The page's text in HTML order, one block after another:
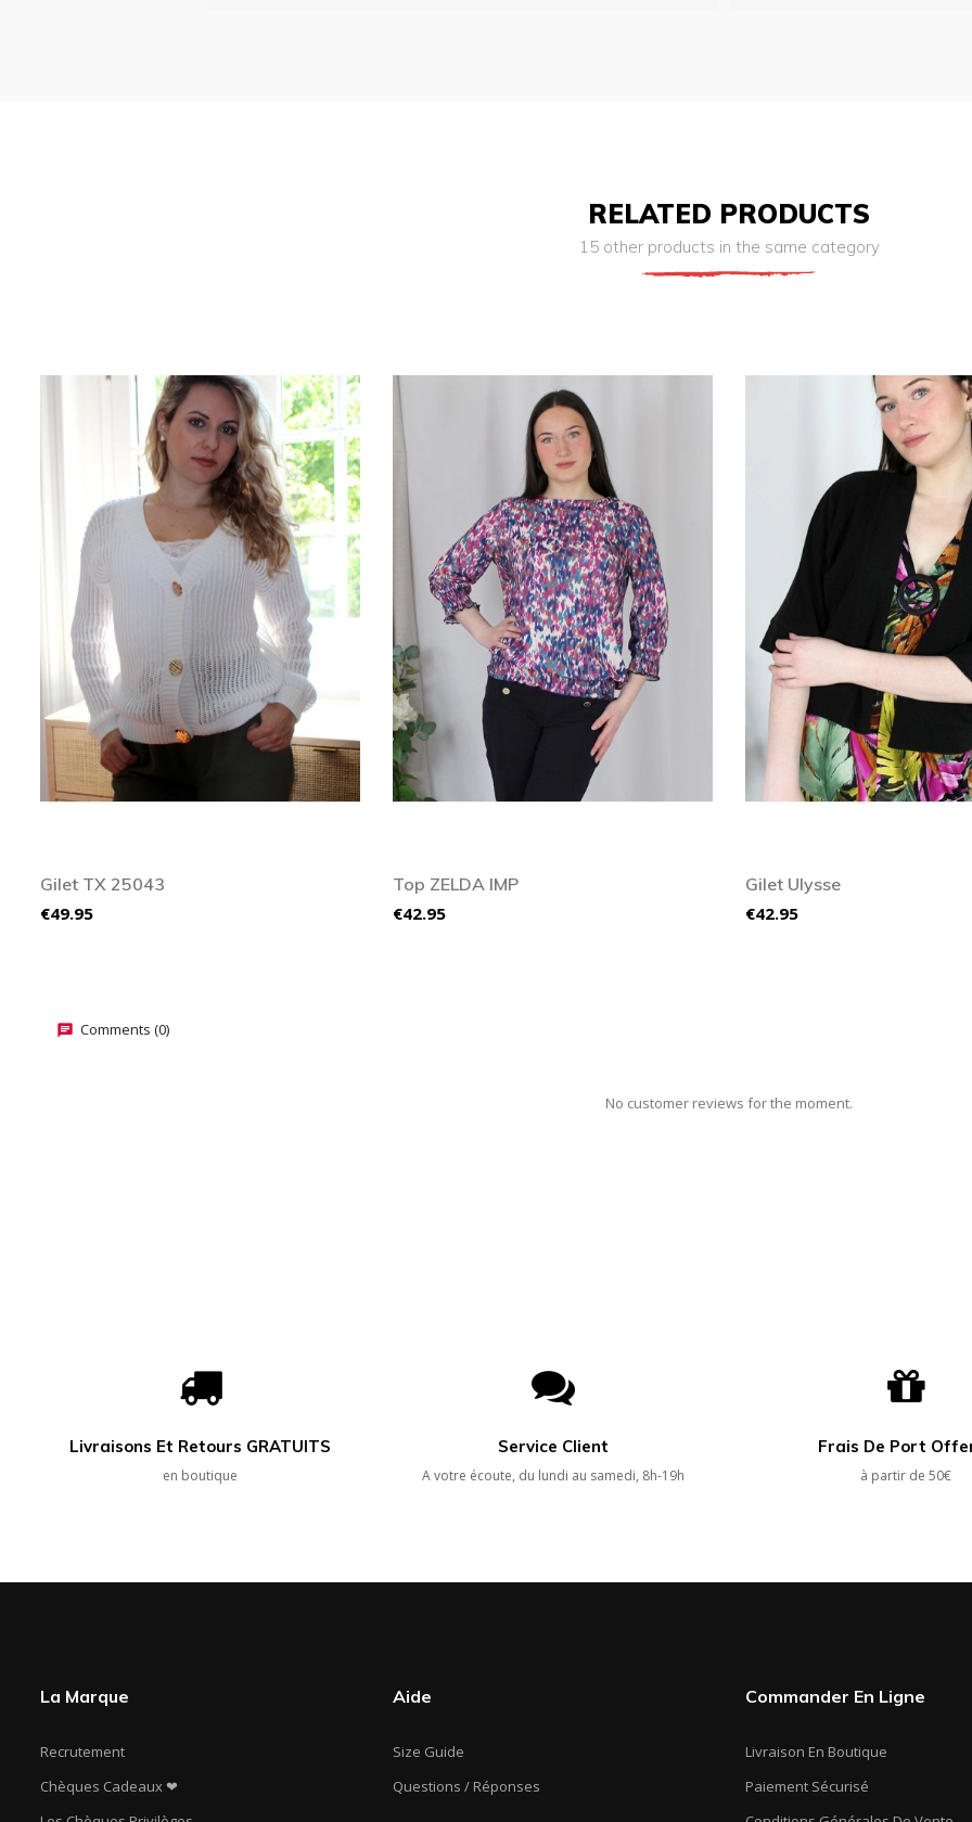
RELATED PRODUCTS
15 other products in the same category
Gilet TX 25043
Price
€49.95
Top ZELDA IMP
Price
€42.95
Gilet Ulysse
Price
€42.95
Comments (0)
No customer reviews for the moment.
Livraisons Et Retours GRATUITS
en boutique
Service Client
A votre écoute, du lundi au samedi, 8h-19h
Frais De Port
à partir de 50€
La Marque
Recrutement
Chèques Cadeaux ❤
Aide
Size Guide
Questions / Réponses
Commander En Ligne
Livraison En Boutique
Paiement Sécurisé